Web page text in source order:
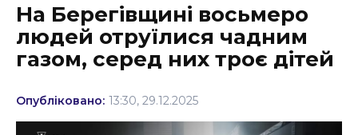
Культура
Освіта
Події
На Берегівщині восьмеро
людей отруїлися чадним
газом, серед них троє дітей
Опубліковано: 13:30, 29.12.2025